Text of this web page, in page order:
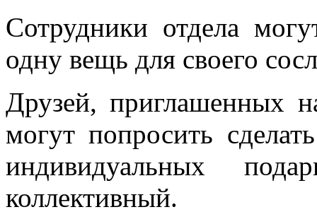
Сотрудники отдела
одну вещь для своего
Друзей, приглашенных
могут попросить
индивидуальных
коллективный.